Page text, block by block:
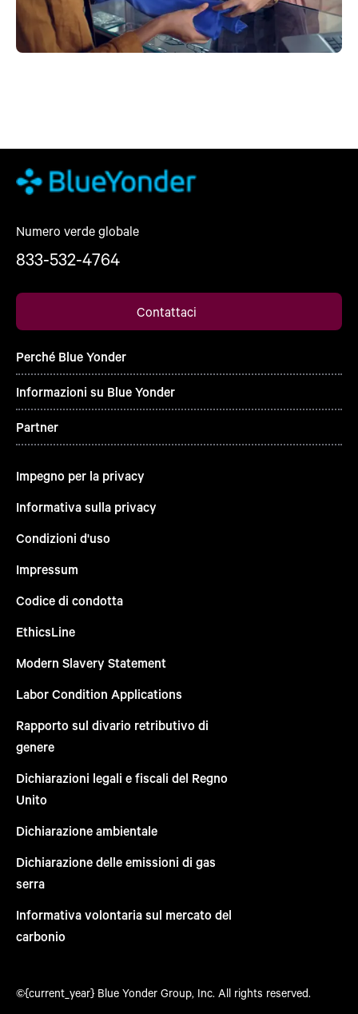
Numero verde globale
833-532-4764
Contattaci
Perché Blue Yonder
Informazioni su Blue Yonder
Partner
Impegno per la privacy
Informativa sulla privacy
Condizioni d'uso
Impressum
Codice di condotta
EthicsLine
Modern Slavery Statement
Labor Condition Applications
Rapporto sul divario retributivo di
genere
Dichiarazioni legali e fiscali del Regno
Unito
Dichiarazione ambientale
Dichiarazione delle emissioni di gas
serra
Informativa volontaria sul mercato del
carbonio
©{current_year} Blue Yonder Group, Inc. All rights reserved.